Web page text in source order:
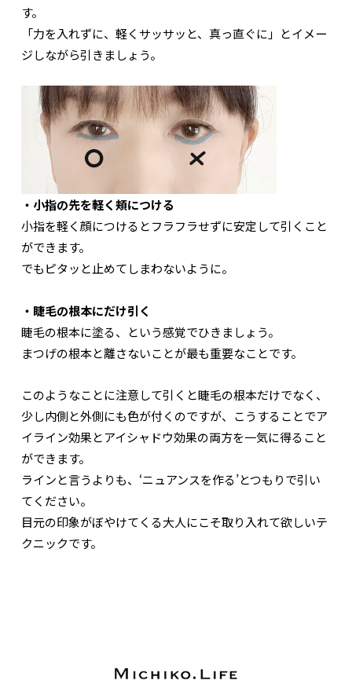
す。
「力を入れずに、軽くサッサッと、真っ直ぐに」とイメー
ジしながら引きましょう。
・小指の先を軽く頬につける
小指を軽く顔につけるとフラフラせずに安定して引くこと
ができます。
でもピタッと止めてしまわないように。
・睫毛の根本にだけ引く
睫毛の根本に塗る、という感覚でひきましょう。
まつげの根本と離さないことが最も重要なことです。
このようなことに注意して引くと睫毛の根本だけでなく、
少し内側と外側にも色が付くのですが、こうすることでア
イライン効果とアイシャドウ効果の両方を一気に得ること
ができます。
ラインと言うよりも、‘ニュアンスを作る’とつもりで引い
てください。
目元の印象がぼやけてくる大人にこそ取り入れて欲しいテ
クニックです。